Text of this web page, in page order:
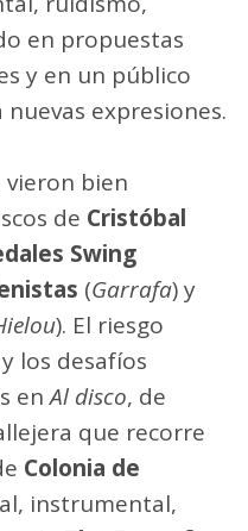
en propuestas
y en un público
expresiones.
vieron bien
de Cristóbal
Swing
(Garrafa) y
). El riesgo
los desafíos
enAl disco, de
que recorre
Colonia de
instrumental,